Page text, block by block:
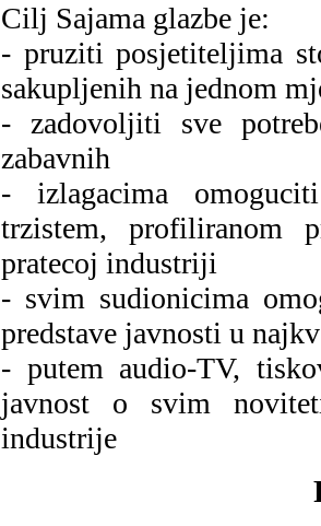
Cilj Sajama glazbe je:
- pruziti posjetiteljima
sakupljenih na jednom
- zadovoljiti sve
zabavnih
- izlagacima
trzistem, profiliranom
pratecoj industriji
- svim sudionicima
predstave javnosti u
- putem audio-TV,
javnost o svim
industrije